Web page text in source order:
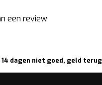
een review
14 dagen niet goed, geld terug